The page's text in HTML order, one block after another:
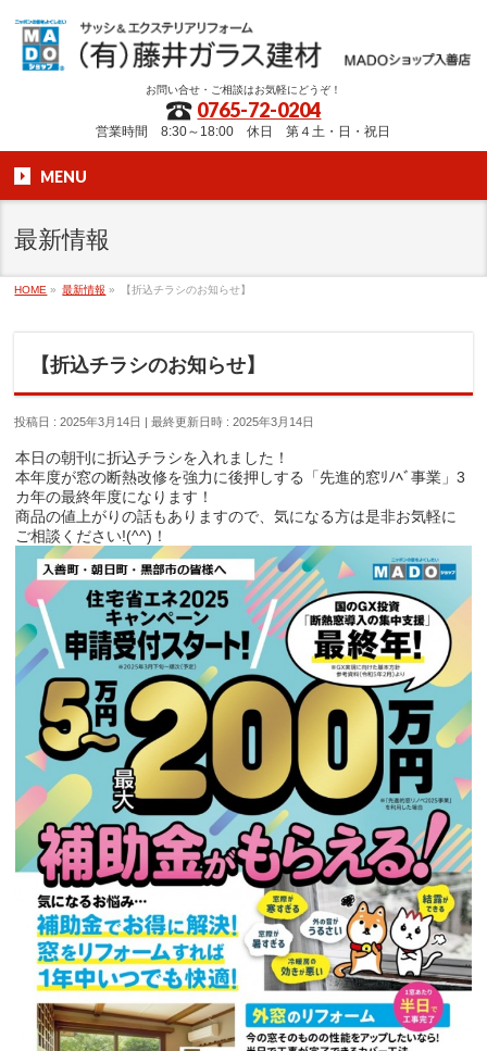
お問い合せ・ご相談はお気軽にどうぞ！
0765-72-0204
営業時間 8:30～18:00 休日 第４土・日・祝日
MENU
最新情報
HOME » 最新情報 » 【折込チラシのお知らせ】
【折込チラシのお知らせ】
投稿日 : 2025年3月14日 最終更新日時 : 2025年3月14日
本日の朝刊に折込チラシを入れました！
本年度が窓の断熱改修を強力に後押しする「先進的窓ﾘﾉﾍﾞ事業」3
カ年の最終年度になります！
商品の値上がりの話もありますので、気になる方は是非お気軽に
ご相談ください!(^^)！